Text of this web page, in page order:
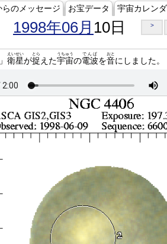
らのメッセージ お宝データ 宇宙カレン
1998年06月 10日 >
衛星
えいせい
が捉
とら
えた宇宙
うちゅう
の電波
でんぱ
を音
おと
にしました。